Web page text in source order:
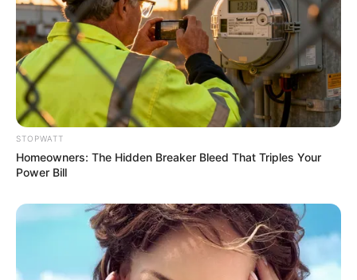
These Actors Didn't Want To Share The Spotlight
STOPWATT
Homeowners: The Hidden Breaker Bleed That Triples Your
Power Bill